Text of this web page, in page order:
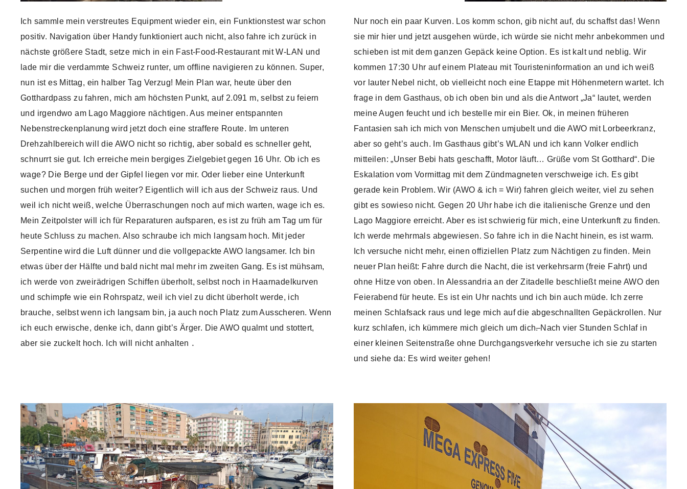
Ich sammle mein verstreutes Equipment wieder ein, ein Funktionstest war schon
positiv. Navigation über Handy funktioniert auch nicht, also fahre ich zurück in
nächste größere Stadt, setze mich in ein Fast-Food-Restaurant mit W-LAN und
lade mir die verdammte Schweiz runter, um offline navigieren zu können. Super,
nun ist es Mittag, ein halber Tag Verzug! Mein Plan war, heute über den
Gotthardpass zu fahren, mich am höchsten Punkt, auf 2.091 m, selbst zu feiern
und irgendwo am Lago Maggiore nächtigen. Aus meiner entspannten
Nebenstreckenplanung wird jetzt doch eine straffere Route. Im unteren
Drehzahlbereich will die AWO nicht so richtig, aber sobald es schneller geht,
schnurrt sie gut. Ich erreiche mein bergiges Zielgebiet gegen 16 Uhr. Ob ich es
wage? Die Berge und der Gipfel liegen vor mir. Oder lieber eine Unterkunft
suchen und morgen früh weiter? Eigentlich will ich aus der Schweiz raus. Und
weil ich nicht weiß, welche Überraschungen noch auf mich warten, wage ich es.
Mein Zeitpolster will ich für Reparaturen aufsparen, es ist zu früh am Tag um für
heute Schluss zu machen. Also schraube ich mich langsam hoch. Mit jeder
Serpentine wird die Luft dünner und die vollgepackte AWO langsamer. Ich bin
etwas über der Hälfte und bald nicht mal mehr im zweiten Gang. Es ist mühsam,
ich werde von zweirädrigen Schiffen überholt, selbst noch in Haarnadelkurven
und schimpfe wie ein Rohrspatz, weil ich viel zu dicht überholt werde, ich
brauche, selbst wenn ich langsam bin, ja auch noch Platz zum Ausscheren. Wenn
ich euch erwische, denke ich, dann gibt’s Ärger. Die AWO qualmt und stottert,
aber sie zuckelt hoch. Ich will nicht anhalten .
Nur noch ein paar Kurven. Los komm schon, gib nicht auf, du schaffst das! Wenn
sie mir hier und jetzt ausgehen würde, ich würde sie nicht mehr anbekommen und
schieben ist mit dem ganzen Gepäck keine Option. Es ist kalt und neblig. Wir
kommen 17:30 Uhr auf einem Plateau mit Touristeninformation an und ich weiß
vor lauter Nebel nicht, ob vielleicht noch eine Etappe mit Höhenmetern wartet. Ich
frage in dem Gasthaus, ob ich oben bin und als die Antwort „Ja“ lautet, werden
meine Augen feucht und ich bestelle mir ein Bier. Ok, in meinen früheren
Fantasien sah ich mich von Menschen umjubelt und die AWO mit Lorbeerkranz,
aber so geht’s auch. Im Gasthaus gibt’s WLAN und ich kann Volker endlich
mitteilen: „Unser Bebi hats geschafft, Motor läuft… Grüße vom St Gotthard“. Die
Eskalation vom Vormittag mit dem Zündmagneten verschweige ich. Es gibt
gerade kein Problem. Wir (AWO & ich = Wir) fahren gleich weiter, viel zu sehen
gibt es sowieso nicht. Gegen 20 Uhr habe ich die italienische Grenze und den
Lago Maggiore erreicht. Aber es ist schwierig für mich, eine Unterkunft zu finden.
Ich werde mehrmals abgewiesen. So fahre ich in die Nacht hinein, es ist warm.
Ich versuche nicht mehr, einen offiziellen Platz zum Nächtigen zu finden. Mein
neuer Plan heißt: Fahre durch die Nacht, die ist verkehrsarm (freie Fahrt) und
ohne Hitze von oben. In Alessandria an der Zitadelle beschließt meine AWO den
Feierabend für heute. Es ist ein Uhr nachts und ich bin auch müde. Ich zerre
meinen Schlafsack raus und lege mich auf die abgeschnallten Gepäckrollen. Nur
kurz schlafen, ich kümmere mich gleich um dich.Nach vier Stunden Schlaf in
einer kleinen Seitenstraße ohne Durchgangsverkehr versuche ich sie zu starten
und siehe da: Es wird weiter gehen!